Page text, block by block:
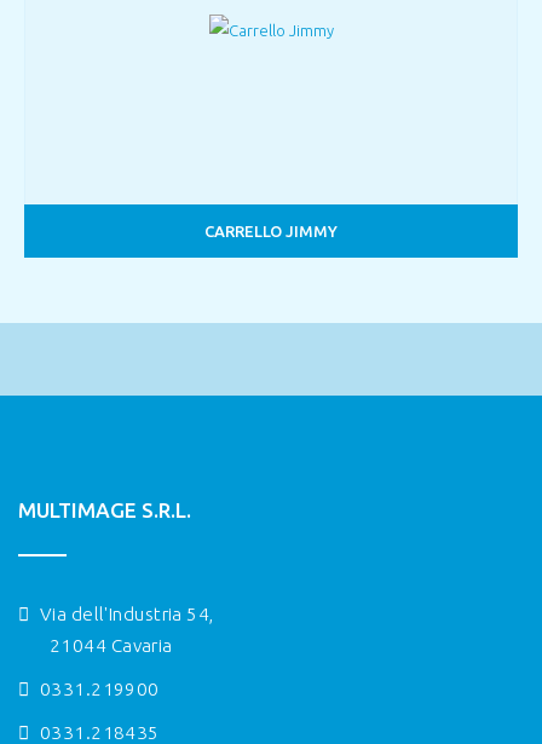
CARRELLO JIMMY
MULTIMAGE S.R.L.
Via dell'Industria 54,
21044 Cavaria
0331.219900
0331.218435